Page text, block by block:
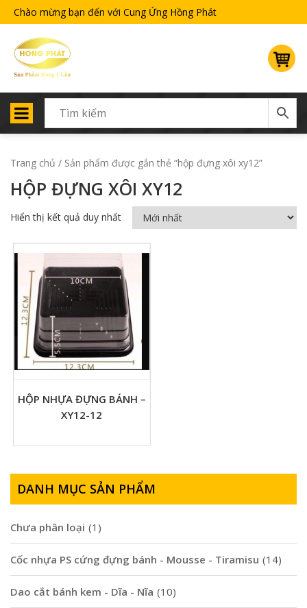
Chào mừng bạn đến với Cung Ứng Hồng Phát
Trang chủ / Sản phẩm được gắn thẻ “hộp đựng xôi xy12”
HỘP ĐỰNG XÔI XY12
Hiển thị kết quả duy nhất
HỘP NHỰA ĐỰNG BÁNH –
XY12-12
DANH MỤC SẢN PHẨM
Chưa phân loại (1)
Cốc nhựa PS cứng đựng bánh - Mousse - Tiramisu (14)
Dao cắt bánh kem - Dĩa - Nĩa (10)